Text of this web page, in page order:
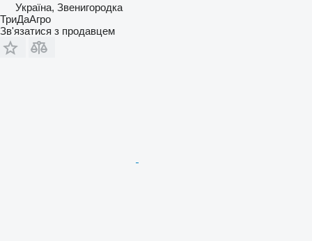
Україна, Звенигородка
ТриДаАгро
Зв'язатися з продавцем